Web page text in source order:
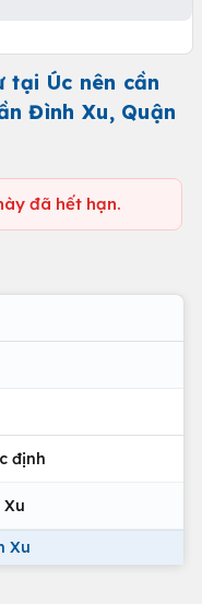
tại Úc nên cần
Đình Xu, Quận
đã hết hạn.
định
Xu